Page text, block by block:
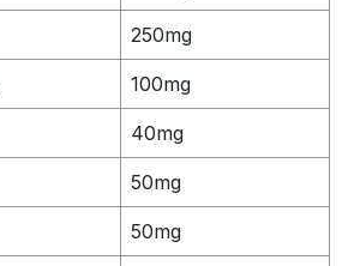
250mg
100mg
40mg
50mg
50mg